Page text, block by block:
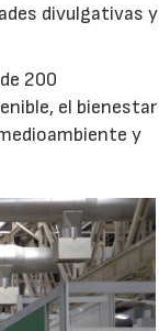
divulgativas y
200
el bienestar
y